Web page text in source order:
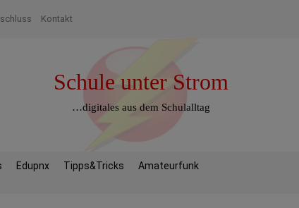
Kontakt
Schule unter Strom
…digitales aus dem Schulalltag
Edupnx Tipps&Tricks Amateurfunk